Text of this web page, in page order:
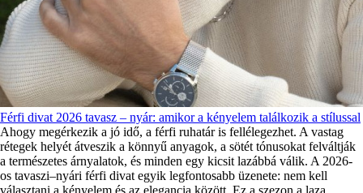
Férfi divat 2026 tavasz – nyár: amikor a kényelem találkozik a stílussal
Ahogy megérkezik a jó idő, a férfi ruhatár is fellélegezhet. A vastag
rétegek helyét átveszik a könnyű anyagok, a sötét tónusokat felváltják
a természetes árnyalatok, és minden egy kicsit lazábbá válik. A 2026-
os tavaszi–nyári férfi divat egyik legfontosabb üzenete: nem kell
választani a kényelem és az elegancia között. Ez a szezon a laza